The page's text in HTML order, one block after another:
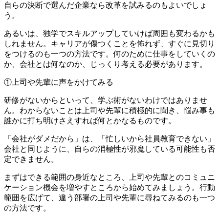
自らの決断で選んだ企業なら改革を試みるのもよいでしょ
う。
あるいは、独学でスキルアップしていけば周囲も変わるかも
しれません。キャリアが傷つくことを怖れず、すぐに見切り
をつけるのも一つの方法です。何のために仕事をしていくの
か、会社とは何なのか、じっくり考える必要があります。
①上司や先輩に声をかけてみる
研修がないからといって、学ぶ術がないわけではありませ
ん。わからないことは上司や先輩に積極的に聞き、悩み事も
誰かに打ち明けさえすれば何とかなるものです。
「会社がダメだから」は、「忙しいから社員教育できない」
会社と同じように、自らの消極性が邪魔している可能性も否
定できません。
まずはできる範囲の身近なところ、上司や先輩とのコミュニ
ケーション機会を増やすところから始めてみましょう。行動
範囲を広げて、違う部署の上司や先輩に尋ねてみるのも一つ
の方法です。